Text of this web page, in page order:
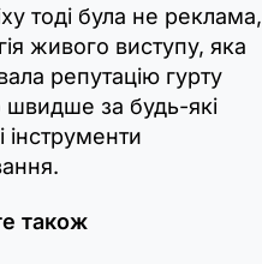
тоді була не реклама,
живого виступу, яка
репутацію гурту
швидше за будь-які
інструменти
також